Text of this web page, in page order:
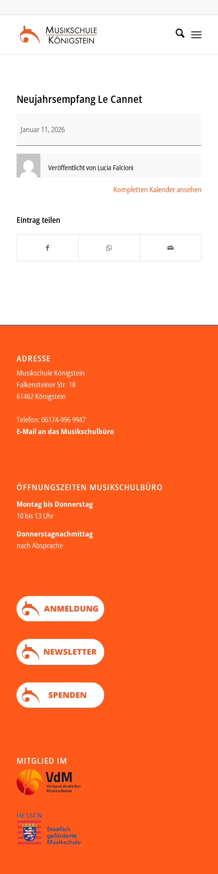
Inhalt
springen
Navigation
springen
Neujahrsempfang Le Cannet
LeJanuar 11, 2026
Veröffentlicht von Lucia Falcioni
Kompletten Kalender ansehen
Eintrag teilen
ADRESSE
Musikschule Königstein
Falkensteiner Str. 18
61462 Königstein
Telefon: 06174-996 9947
E-Mail an das Musikschulbüro
ÖFFNUNGSZEITEN MUSIKSCHULBÜRO
Montag bis Donnerstag
10 bis 13 Uhr
Donnerstagnachmittag
nach Absprache
MITGLIED IM